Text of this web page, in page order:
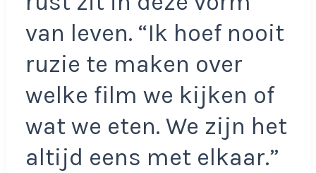
van leven. “Ik hoef nooit
ruzie te maken over
welke film we kijken of
wat we eten. We zijn het
altijd eens met elkaar.”